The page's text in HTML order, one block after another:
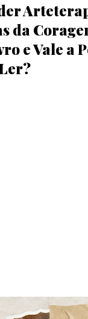
da
e Vale a